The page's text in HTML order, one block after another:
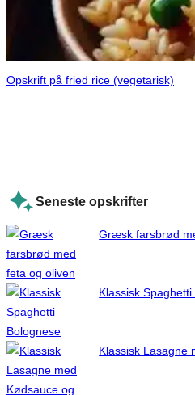
Opskrift på fried rice (vegetarisk)
Seneste opskrifter
Græsk farsbrød
Klassisk
Klassisk Lasagne